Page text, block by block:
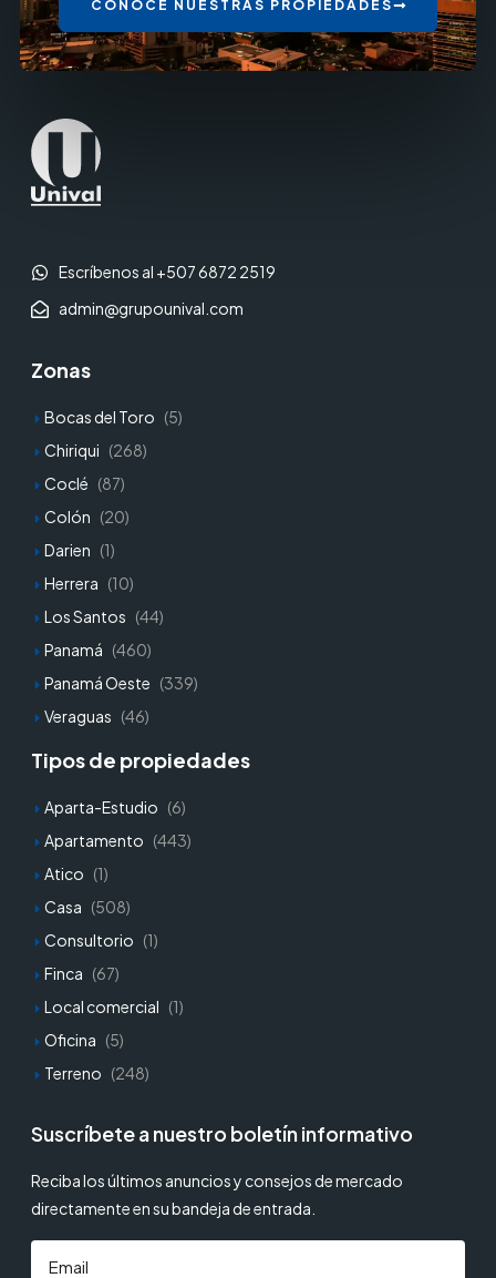
CONOCE NUESTRAS PROPIEDADES
Escríbenos al +507 6872 2519
admin@grupounival.com
Zonas
Bocas del Toro (5)
Chiriqui (268)
Coclé (87)
Colón (20)
Darien (1)
Herrera (10)
Los Santos (44)
Panamá (460)
Panamá Oeste (339)
Veraguas (46)
Tipos de propiedades
Aparta-Estudio (6)
Apartamento (443)
Atico (1)
Casa (508)
Consultorio (1)
Finca (67)
Local comercial (1)
Oficina (5)
Terreno (248)
Suscríbete a nuestro boletín informativo
Reciba los últimos anuncios y consejos de mercado
directamente en su bandeja de entrada.